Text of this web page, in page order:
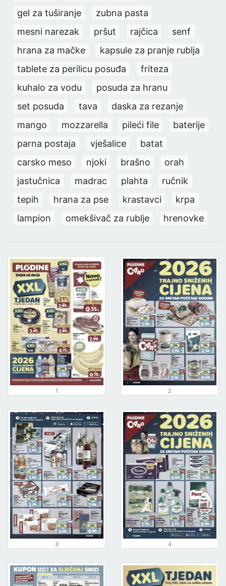
gel za tuširanje
zubna pasta
mesni narezak
pršut rajčica
senf
hrana za mačke
kapsule za pranje rublja
tablete za perilicu posuđa
friteza
kuhalo za vodu
posuda za hranu
set posuda
tava
daska za rezanje
mango
mozzarella pileći file
baterije
parna postaja
vješalice
batat
carsko meso
njoki brašno
orah
jastučnica
madrac plahta
ručnik
tepih
hrana za pse krastavci
krpa
lampion
omekšivač za rublje hrenovke
1 2
3 4